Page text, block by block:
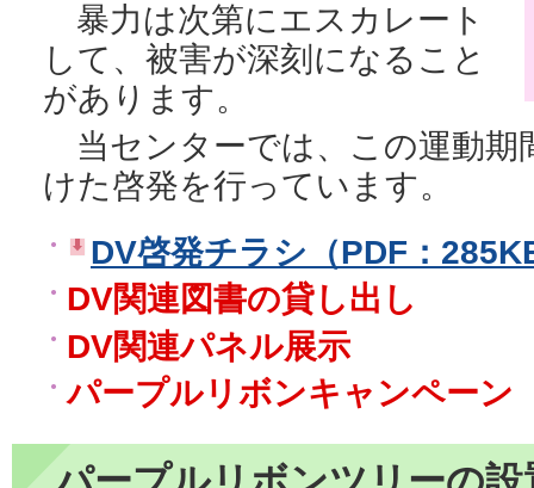
暴力は次第にエスカレート
して、被害が深刻になること
があります。
当センターでは、この運動期
けた啓発を行っています。
DV啓発チラシ（PDF：
DV関連図書の貸し出し
DV関連パネル展示
パープルリボンキャンペーン